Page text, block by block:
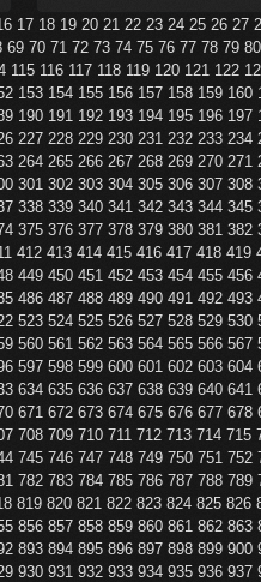
17 18 19 20 21 22 23 24 25 26 27
69 70 71 72 73 74 75 76 77 78 79
115 116 117 118 119 120 121 122
153 154 155 156 157 158 159 160
190 191 192 193 194 195 196 197
227 228 229 230 231 232 233 234
264 265 266 267 268 269 270 271
301 302 303 304 305 306 307 308
338 339 340 341 342 343 344 345
375 376 377 378 379 380 381 382
412 413 414 415 416 417 418 419
449 450 451 452 453 454 455 456
486 487 488 489 490 491 492 493
523 524 525 526 527 528 529 530
560 561 562 563 564 565 566 567
597 598 599 600 601 602 603 604
634 635 636 637 638 639 640 641
671 672 673 674 675 676 677 678
708 709 710 711 712 713 714 715
745 746 747 748 749 750 751 752
782 783 784 785 786 787 788 789
819 820 821 822 823 824 825 826
856 857 858 859 860 861 862 863
893 894 895 896 897 898 899 900
930 931 932 933 934 935 936 937